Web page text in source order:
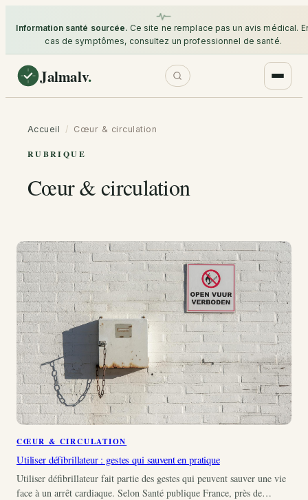
Information santé sourcée. Ce site ne remplace pas un avis médical.
cas de symptômes, consultez un professionnel de santé.
Jalmalv.
Accueil / Cœur & circulation
RUBRIQUE
Cœur & circulation
CŒUR & CIRCULATION
Utiliser défibrillateur : gestes qui sauvent en pratique
Utiliser défibrillateur fait partie des gestes qui peuvent sauver une vie
face à un arrêt cardiaque. Selon Santé publique France, près de…